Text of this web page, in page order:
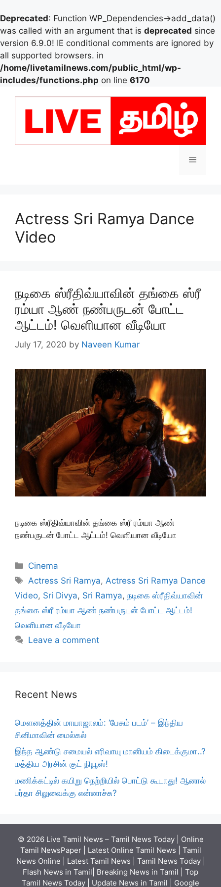
Deprecated: Function WP_Dependencies->add_data()
was called with an argument that is deprecated since
version 6.9.0! IE conditional comments are ignored by
all supported browsers. in
/home/livetamilnews.com/public_html/wp-
includes/functions.php on line 6170
Menu
Actress Sri Ramya Dance
Video
நடிகை ஸ்ரீதிவ்யாவின் தங்கை ஸ்ரீ
ரம்யா ஆண் நண்பருடன் போட்ட
ஆட்டம்! வெளியான வீடியோ
July 17, 2020 by Naveen Kumar
நடிகை ஸ்ரீதிவ்யாவின் தங்கை ஸ்ரீ ரம்யா ஆண்
நண்பருடன் போட்ட ஆட்டம்! வெளியான வீடியோ
Categories
Cinema
Tags
Actress Sri Ramya, Actress Sri Ramya Dance
Video, Sri Divya, Sri Ramya, நடிகை ஸ்ரீதிவ்யாவின்
தங்கை ஸ்ரீ ரம்யா ஆண் நண்பருடன் போட்ட ஆட்டம்!
வெளியான வீடியோ
Leave a comment
Recent News
மௌனத்தின் மாயாஜாலம்: ‘பேசும் படம்’ – இந்திய
சினிமாவின் மைல்கல்
இந்த ஆண்டு சமையல் எரிவாயு மானியம் கிடைக்குமா..?
மத்திய அரசின் குட் நியூஸ்!
மணிக்கட்டில் கயிறு நெற்றியில் பொட்டு கூடாது! ஆனால்
பர்தா சிலுவைக்கு என்னாச்சு?
© 2026 Live Tamil News – Tamil News Today | Online
Tamil NewsPaper | Latest Online Tamil News | Tamil
News Online | Latest Tamil News | Tamil News Today |
Flash News in Tamil| Breaking News in Tamil | Top
Tamil News Today | Update News in Tamil | Google